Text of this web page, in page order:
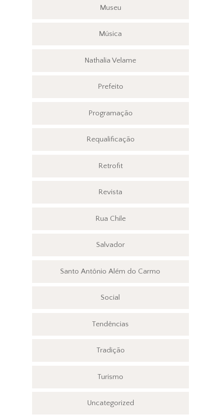
Museu
Música
Nathalia Velame
Prefeito
Programação
Requalificação
Retrofit
Revista
Rua Chile
Salvador
Santo Antônio Além do Carmo
Social
Tendências
Tradição
Turismo
Uncategorized